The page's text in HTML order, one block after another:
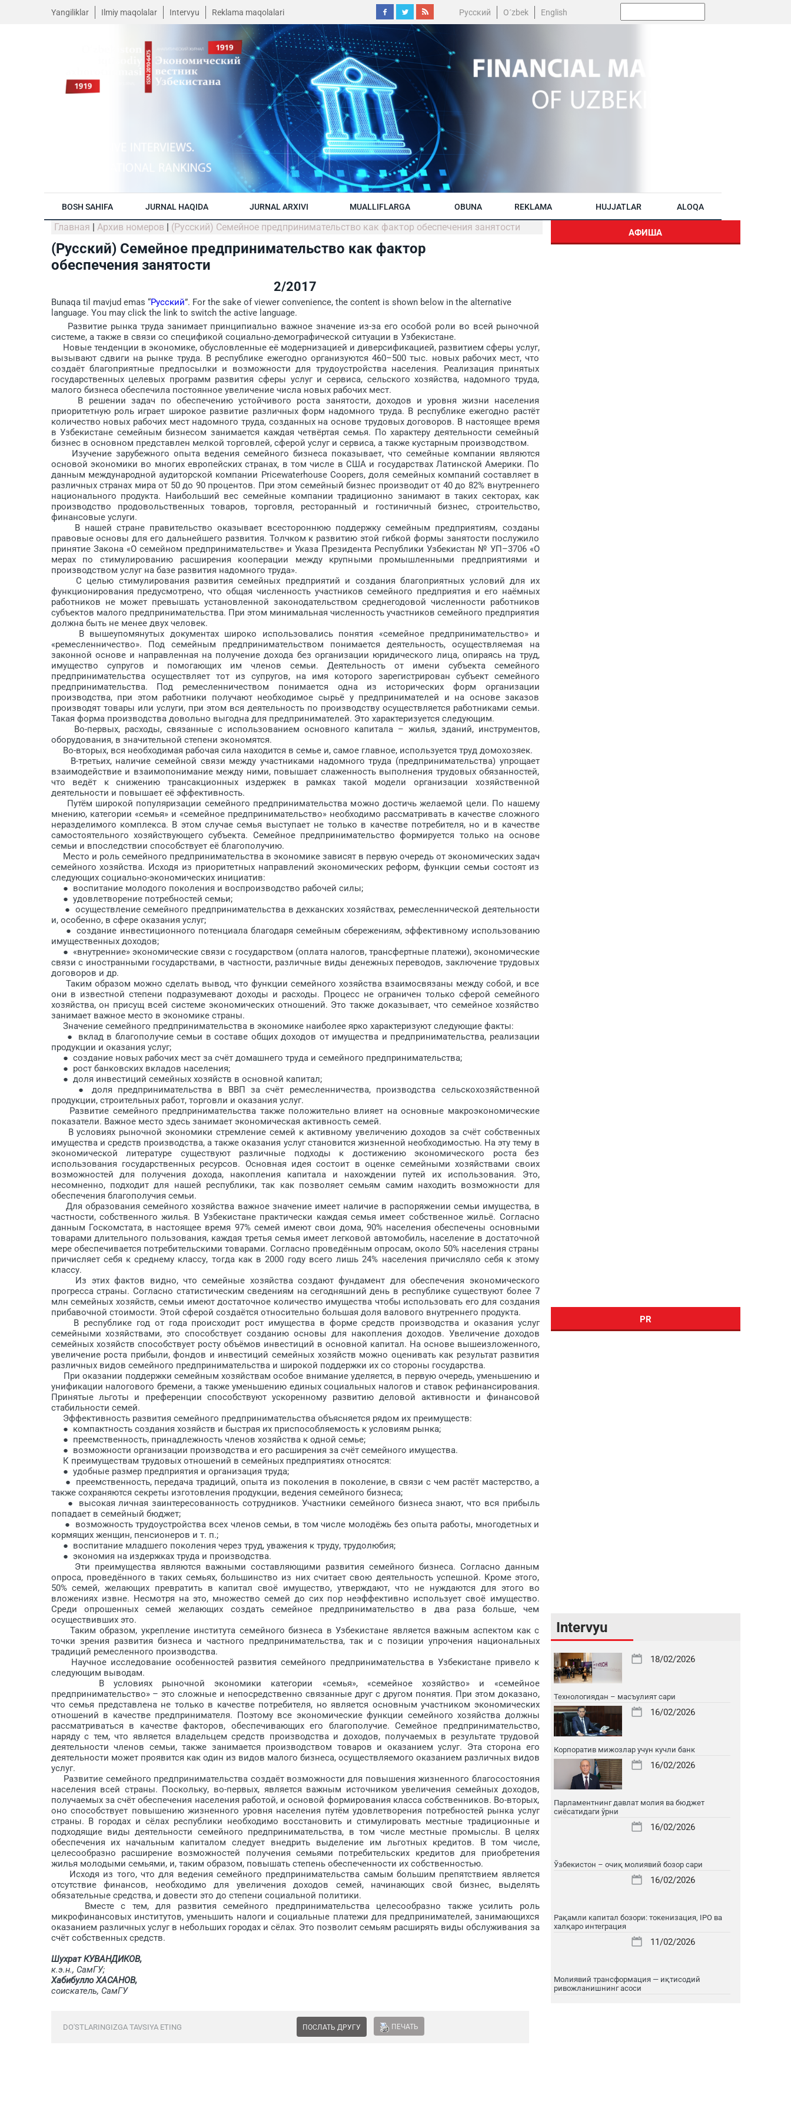
Yangiliklar Ilmiy maqolalar Intervyu Reklama maqolalari Русский O´zbek English
BOSH SAHIFA JURNAL HAQIDA JURNAL ARXIVI MUALLIFLARGA OBUNA REKLAMA HUJJATLAR ALOQA
Главная | Архив номеров | (Русский) Семейное предпринимательство как фактор обеспечения занятости
(Русский) Семейное предпринимательство как фактор
обеспечения занятости
2/2017
Bunaqa til mavjud emas “Русский”. For the sake of viewer convenience, the content is shown below in the alternative
language. You may click the link to switch the active language.
Развитие рынка труда занимает принципиально важное значение из-за его особой роли во всей рыночной
системе, а также в связи со спецификой социально-демографической ситуации в Узбекистане.
Новые тенденции в экономике, обусловленные её модернизацией и диверсификацией, развитием сферы услуг,
вызывают сдвиги на рынке труда. В республике ежегодно организуются 460–500 тыс. новых рабочих мест, что
создаёт благоприятные пред­посылки и возможности для трудоуст­ройства населения. Реализация при­нятых
государственных целевых программ развития сферы услуг и сервиса, сельского хозяйства, надомного труда,
малого бизнеса обеспечила постоянное увеличение числа новых рабочих мест.
В решении задач по обеспечению устойчивого роста занятости, доходов и уровня жизни населения
приоритетную роль играет широкое раз­витие различных форм надомного труда. В республике ежегодно растёт
количество новых рабочих мест надомного труда, созданных на основе трудовых договоров. В настоящее время
в Узбекистане семейным бизнесом занимается каждая четвёртая семья. По характеру деятельности семейный
бизнес в основном представлен мелкой торговлей, сферой услуг и сервиса, а также кустарным производством.
Изучение зарубежного опыта ведения семейного бизнеса показывает, что семейные компании являются
основой экономики во многих европейских странах, в том числе в США и государствах Латинской Америки. По
данным международной аудиторской компании Pricewater­house Coopers, доля семейных компаний составляет в
различных странах мира от 50 до 90 процентов. При этом семейный бизнес производит от 40 до 82% внутреннего
национального продукта. Наибольший вес семейные компании традиционно занимают в таких секторах, как
производство продовольственных товаров, торговля, ресторанный и гостиничный бизнес, строительство,
финансовые услуги.
В нашей стране правительство оказывает всестороннюю поддержку семейным предприятиям, созданы
правовые основы для его дальнейшего развития. Толчком к развитию этой гибкой формы занятости послужило
принятие Закона «О семейном предпринимательстве» и Указа Президента Республики Узбекистан № УП–3706 «О
мерах по стимулированию расширения кооперации между крупными промышленными предприятиями и
производством услуг на ба­зе развития надомного труда».
С целью стимулирования развития семейных предприятий и создания благоприятных условий для их
функционирования предусмотрено, что общая численность участников семейного предприятия и его наёмных
работников не может превышать установленной законодательством среднегодовой численности работников
субъектов малого предпринимательства. При этом минимальная численность участников семейного предприятия
должна быть не менее двух человек.
В вышеупомянутых документах широко использовались понятия «семейное предпринимательство» и
«ремесленничество». Под семейным предпринимательством понимается деятельность, осуществляемая на
законной основе и направленная на получение дохода без организации юридического лица, опираясь на труд,
имущество супругов и помогающих им членов семьи. Деятельность от имени субъекта семейного
предпринимательства осуществляет тот из супругов, на имя которого зарегистрирован субъект семейного
предпринимательства. Под ремес­ленничеством понимается одна из исторических форм организации
производства, при этом работники получают необходимое сырьё у предпринимателей и на основе заказов
производят товары или услуги, при этом вся деятельность по производству осуществляется работниками семьи.
Такая форма производства довольно выгодна для предпринимателей. Это характеризуется следующим.
Во-первых, расходы, связанные с использованием основного капитала – жилья, зданий, инструментов,
оборудования, в значительной степени экономятся.
Во-вторых, вся необходимая рабочая сила находится в семье и, самое главное, используется труд домохозяек.
В-третьих, наличие семейной связи между участниками надомного труда (предпринимательства) упрощает
взаимодействие и взаимопонимание между ними, повышает слаженность выполнения трудовых обязанностей,
что ведёт к снижению трансакционных издержек в рамках такой модели организации хозяйственной
деятельности и повышает её эффективность.
Путём широкой популяризации семейного предпринимательства можно достичь желаемой цели. По нашему
мнению, категории «семья» и «семейное предпринимательство» необходимо рассматривать в качестве сложного
неразделимого комплекса. В этом случае семья выступает не только в качестве потребителя, но и в качестве
самостоятельного хозяйствующего субъекта. Семейное предпринимательство формируется только на основе
семьи и впоследствии способствует её благополучию.
Место и роль семейного предпринимательства в экономике зависят в первую очередь от экономических задач
семейного хозяйства. Исходя из приоритетных направлений экономических реформ, функции семьи состоят из
следующих социально-экономических инициатив:
● воспитание молодого поколения и воспроизводство рабочей ­силы;
● удовлетворение потребностей семьи;
● осуществление семейного пред­принимательства в дехканских хозяйствах, ремесленнической деятельности
и, особенно, в сфере оказания услуг;
● создание инвестиционного потенциала благодаря семейным сбережениям, эффективному использованию
имущественных доходов;
● «внутренние» экономические связи с государством (оплата налогов, трансфертные платежи), экономические
связи с иностранными государствами, в частности, различные виды денежных переводов, заключение трудовых
договоров и др.
Таким образом можно сделать вывод, что функции семейного хозяйства взаимосвязаны между собой, и все
они в известной степени под­разумевают доходы и расходы. Процесс не ограничен только сферой семейного
хозяйства, он присущ всей системе экономических отношений. Это также доказывает, что семейное хозяйство
занимает важное место в экономике страны.
Значение семейного предпринимательства в экономике наиболее ярко характеризуют следующие ­факты:
● вклад в благополучие семьи в составе общих доходов от имущества и предпринимательства, реализации
продукции и оказания услуг;
● создание новых рабочих мест за счёт домашнего труда и семейного предпринимательства;
● рост банковских вкладов населения;
● доля инвестиций семейных хозяйств в основной капитал;
● доля предпринимательства в ВВП за счёт ремесленничества, производства сельскохозяйственной
продукции, строительных работ, торговли и оказания услуг.
Развитие семейного предпринимательства также положительно влияет на основные макроэкономические
показатели. Важное место здесь занимает экономическая активность семей.
В условиях рыночной экономики стремление семей к активному увеличению доходов за счёт собственных
имущества и средств производства, а также оказания услуг становится жизненной необходимостью. На эту тему в
экономической литературе существуют различные подходы к достижению экономического роста без
использования государственных ресурсов. Основная идея состоит в оценке семейными хозяйствами своих
возможностей для получения дохода, накопления капитала и нахождении путей их использования. Это,
несомненно, подходит для нашей республики, так как позволяет семьям самим находить возможности для
обеспечения благополучия семьи.
Для образования семейного хозяйства важное значение имеет наличие в распоряжении семьи имущества, в
частности, собственного жилья. В Узбекистане практически каждая семья имеет собственное жильё. Согласно
данным Госкомстата, в настоящее время 97% семей имеют свои дома, 90% населения обеспечены основными
товарами длительного пользования, каждая третья семья имеет легковой автомобиль, население в достаточной
мере обеспечивается потребительскими товарами. Согласно проведённым опросам, около 50% населения страны
причисляет себя к среднему классу, тогда как в 2000 году всего лишь 24% населения причисляло себя к этому
классу.
Из этих фактов видно, что семейные хозяйства создают фундамент для обеспечения экономического
прогресса страны. Согласно статистическим сведениям на сегодняшний день в республике существуют более 7
млн семейных хозяйств, семьи имеют достаточное количество имущества чтобы использовать его для создания
прибавочной стоимости. Этой сферой создаётся относительно большая доля валового внутреннего продукта.
В республике год от года происходит рост имущества в форме средств производства и оказания услуг
семейными хозяйствами, это способствует созданию основы для накопления доходов. Увеличение доходов
семейных хозяйств способствует росту объёмов инвестиций в основной капитал. На основе вышеизложенного,
увеличение роста прибыли, фондов и инвестиций семейных хозяйств можно оценивать как результат развития
различных видов семейного предпринимательства и широкой поддержки их со стороны государства.
При оказании поддержки семейным хозяйствам особое внимание уделяется, в первую очередь, уменьшению и
унификации налогового бремени, а также уменьшению единых социальных налогов и ставок рефинансирования.
Принятые льготы и преференции способствуют ускоренному развитию деловой активности и финансовой
стабильности семей.
Эффективность развития семейного предпринимательства объясняется рядом их преимуществ:
● компактность создания хозяйств и быстрая их приспособляемость к условиям рынка;
● преемственность, принадлежность членов хозяйства к одной семье;
● возможности организации производства и его расширения за счёт семейного имущества.
К преимуществам трудовых отношений в семейных предприятиях относятся:
● удобные размер предприятия и организация труда;
● преемственность, передача традиций, опыта из поколения в поколение, в связи с чем растёт мастерство, а
также сохраняются секреты изготовления продукции, ведения семейного бизнеса;
● высокая личная заинтересован­ность сотрудников. Участники семейного бизнеса знают, что вся прибыль
попадает в семейный бюджет;
● возможность трудоустройства всех членов семьи, в том числе молодёжь без опыта работы, многодетных и
кормящих женщин, пенсионеров и т. п.;
● воспитание младшего поколения через труд, уважения к труду, трудолюбия;
● экономия на издержках труда и производства.
Эти преимущества являются важными составляющими развития семейного бизнеса. Согласно данным
опроса, проведённого в таких семь­ях, большинство из них считает свою деятельность успешной. Кроме этого,
50% семей, желающих превратить в капитал своё имущество, утверждают, что не нуждаются для этого во
вложениях извне. Несмотря на это, множество семей до сих пор неэффективно использует своё имущество.
Среди опрошенных семей желающих создать семейное предпринимательство в два раза больше, чем
осуществивших это.
Таким образом, укрепление института семейного бизнеса в Узбекистане является важным аспектом как с
точки зрения развития бизнеса и частного предпринимательства, так и с позиции упрочения национальных
традиций ремесленного производства.
Научное исследование особенностей развития семейного предпринимательства в Узбекистане привело к
следующим выводам.
В условиях рыночной экономики категории «семья», «семейное хозяйство» и «семейное
предпринимательство» – это сложные и непосредственно связанные друг с другом понятия. При этом доказано,
что семья представлена не только в качестве потребителя, но является основным участником экономических
отношений в качестве предпринимателя. Поэтому все экономические функции семейного хозяйства должны
рассматриваться в качестве факторов, обеспечивающих его благополучие. Семейное предпринимательство,
наряду с тем, что является владельцем средств производства и доходов, получаемых в результате трудовой
деятельности членов семьи, также занимается производством товаров и оказанием услуг. Эта сторона его
деятельности может проявится как один из видов малого бизнеса, осуществляемого оказанием различных видов
услуг.
Развитие семейного предпринимательства создаёт возможности для повышения жизненного благосостояния
населения всей страны. Поскольку, во-первых, является важным источником увеличения семейных доходов,
получаемых за счёт обеспечения населения работой, и основой формирования класса собственников. Во-вторых,
оно способствует повышению жизненного уровня населения путём удовлетворения потребностей рынка услуг
страны. В городах и сёлах республики необходимо восстановить и стимулировать местные традиционные и
подходящие виды деятельности семейного предпринимательства, в том числе местные промыслы. В целях
обеспечения их начальным капиталом следует внедрить выделение им льготных кредитов. В том числе,
целесообразно расширение возможностей получения семьями потребительских кредитов для приобретения
жилья молодыми семьями, и, таким образом, повышать степень обеспеченности их собственностью.
Исходя из того, что для ведения семейного предпринимательства самым большим препятствием является
отсутствие финансов, необходимо для увеличения доходов семей, начинающих свой бизнес, выделять
обязательные средства, и до­вести это до степени социальной политики.
Вместе с тем, для развития семейного предпринимательства целесообразно также усилить роль
микрофинансовых институтов, уменьшить налоги и социальные платежи для предпринимателей, занимающихся
оказанием различных услуг в небольших городах и сёлах. Это позволит семьям расширять виды обслуживания за
счёт собственных средств.
Шухрат КУВАНДИКОВ,
к.э.н., СамГУ;
Хабибулло ХАСАНОВ,
соискатель, СамГУ
DO'STLARINGIZGA TAVSIYA ETING ПОСЛАТЬ ДРУГУ ПЕЧАТЬ
АФИША
PR
Intervyu
18/02/2026
Технологиядан – масъулият сари
16/02/2026
Корпоратив мижозлар учун кучли банк
16/02/2026
Парламентнинг давлат молия ва бюджет
сиёсатидаги ўрни
16/02/2026
Ўзбекистон – очиқ молиявий бозор сари
16/02/2026
Рақамли капитал бозори: токенизация, IPO ва
халқаро интеграция
11/02/2026
Молиявий трансформация — иқтисодий
ривожланишнинг асоси